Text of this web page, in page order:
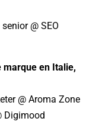
@ SEO
marque en Italie,
@ Aroma Zone
Digimood